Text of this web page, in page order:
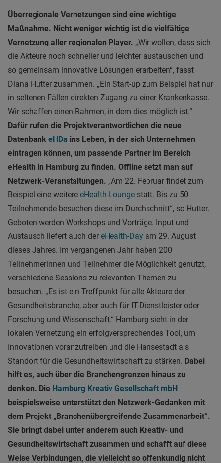
Überregionale Vernetzungen sind eine wichtige
Maßnahme. Nicht weniger wichtig ist die vielfältige
Vernetzung aller regionalen Player. „Wir wollen, dass sich
die Akteure noch schneller und leichter austauschen und
so gemeinsam innovative Lösungen erarbeiten“, fasst
Diana Hutter zusammen. „Ein Start-up zum Beispiel hat nur
in seltenen Fällen direkten Zugang zu einer Krankenkasse.
Wir schaffen einen Rahmen, in dem dies möglich ist.“
Dafür rufen die Projektverantwortlichen die neue
Datenbank eHDa ins Leben, in der sich Unternehmen
eintragen können, um passende Partner im Bereich
eHealth in Hamburg zu finden. Offline setzt man auf
Netzwerk-Veranstaltungen. „Am 22. Februar findet zum
Beispiel eine weitere eHealth-Lounge statt. Bis zu 50
Teilnehmende besuchen diese im Durchschnitt“, so Hutter.
Geboten werden Workshops und Vorträge. Input und
Austausch liefert auch der eHealth-Day am 29. August
dieses Jahres. Im vergangenen Jahr haben 200
Teilnehmerinnen und Teilnehmer die Möglichkeit genutzt,
verschiedene Sessions zu relevanten Themen zu
besuchen. „Es ist ein Treffpunkt für alle Akteure der
Gesundheitsbranche, aber auch für IT-Dienstleister oder
Forschung und Wissenschaft.“ Hamburg sieht in der
lokalen Vernetzung ein erfolgversprechendes Tool, um
Innovationen voranzutreiben und die Hansestadt als
Standort für die Gesundheitswirtschaft zu stärken. Dabei
hilft es, auch über die Branchengrenzen hinaus zu
denken. Die Hamburg Kreativ Gesellschaft mbH
beispielsweise unterstützt den Netzwerk-Gedanken mit
dem Projekt „Branchenübergreifende Zusammenarbeit“.
Sie bringt dabei unter anderem auch Kreativ- und
Gesundheitswirtschaft zusammen und schafft auf diese
Weise Verbindungen, die vielleicht so offenkundig nicht